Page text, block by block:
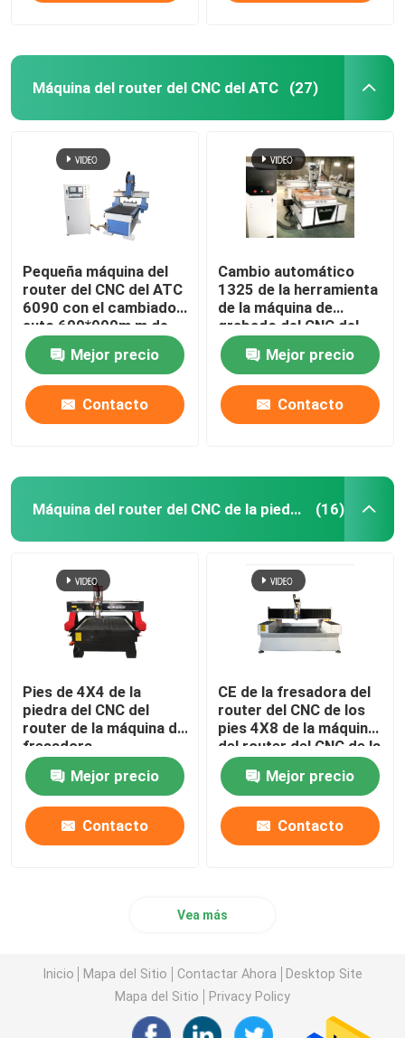
Máquina del router del CNC del ATC (27)
Pequeña máquina del
router del CNC del ATC
6090 con el cambiador
auto 600*900m m de
las herramientas
Mejor precio
Contacto
Cambio automático
1325 de la herramienta
de la máquina de
grabado del CNC del
router LNC del CNC del
ATC de los muebles
Mejor precio
Contacto
Máquina del router del CNC de la piedra (16)
Pies de 4X4 de la
piedra del CNC del
router de la máquina de
fresadora
1200x1200m m de la
piedra sepulcral
Mejor precio
Contacto
CE de la fresadora del
router del CNC de los
pies 4X8 de la máquina
del router del CNC de la
piedra de AC380V
Mejor precio
Contacto
Vea más
Inicio Mapa del Sitio Contactar Ahora
Desktop Site
Mapa del Sitio
Privacy Policy